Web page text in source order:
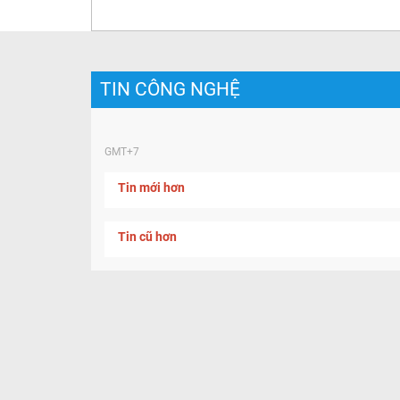
TIN CÔNG NGHỆ
GMT+7
Tin mới hơn
Tin cũ hơn